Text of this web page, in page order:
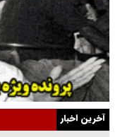
انگشت‌های پا شناسایی کردیم
نسلی که آنلاین الگو می‌گیرد
گفت‌وگو با آیت‌الله جاودان/
ارتقا می‌داد
راننده مست به قانون می‌خندد
آخرین اخبار